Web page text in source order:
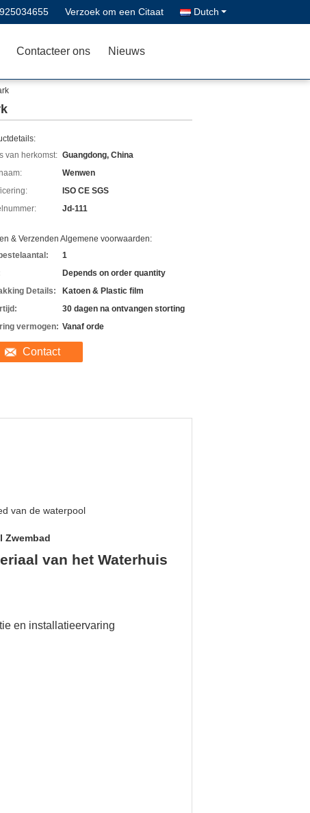
Verzoek om een Citaat Dutch
Contacteer ons Nieuws
van herkomst: Guangdong, China
Wenwen
ISO CE SGS
Jd-111
& Verzenden Algemene voorwaarden:
1
Depends on order quantity
Details:
Katoen & Plastic film
30 dagen na ontvangen storting
vermogen: Vanaf orde
Contact
van de waterpool
Zwembad
van het Waterhuis
en installatieervaring